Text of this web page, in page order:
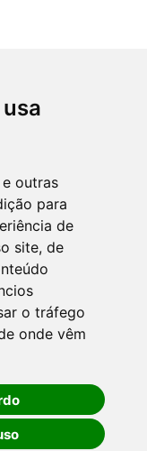
outras
para
de
site, de
o tráfego
onde vêm
40
Carapicuíba/SP
Carapicuíba/SP